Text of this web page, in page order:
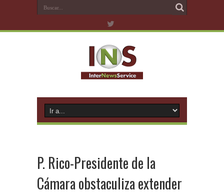
P. Rico-Presidente de la
Cámara obstaculiza extender